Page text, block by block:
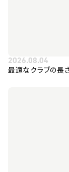
2026.08.04
最適なクラブの長